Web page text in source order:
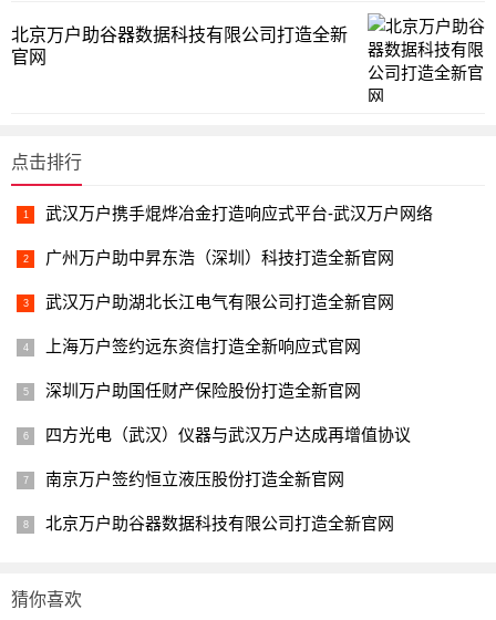
北京万户助谷器数据科技有限公司打造全新
官网
点击排行
武汉万户携手焜烨冶金打造响应式平台-武汉万户网络
广州万户助中昇东浩（深圳）科技打造全新官网
武汉万户助湖北长江电气有限公司打造全新官网
上海万户签约远东资信打造全新响应式官网
深圳万户助国任财产保险股份打造全新官网
四方光电（武汉）仪器与武汉万户达成再增值协议
南京万户签约恒立液压股份打造全新官网
北京万户助谷器数据科技有限公司打造全新官网
猜你喜欢